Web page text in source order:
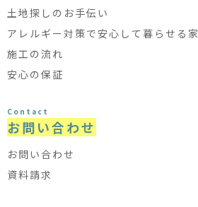
土地探しのお手伝い
アレルギー対策で安心して暮らせる家
施工の流れ
安心の保証
Contact
お問い合わせ
お問い合わせ
資料請求